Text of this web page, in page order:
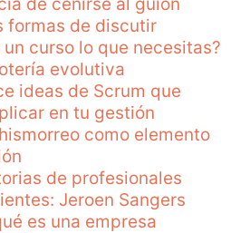
de ceñirse al guión
formas de discutir
un curso lo que necesitas?
evolutiva
ideas de Scrum que
en tu gestión
como elemento
de profesionales
Jeroen Sangers
es una empresa